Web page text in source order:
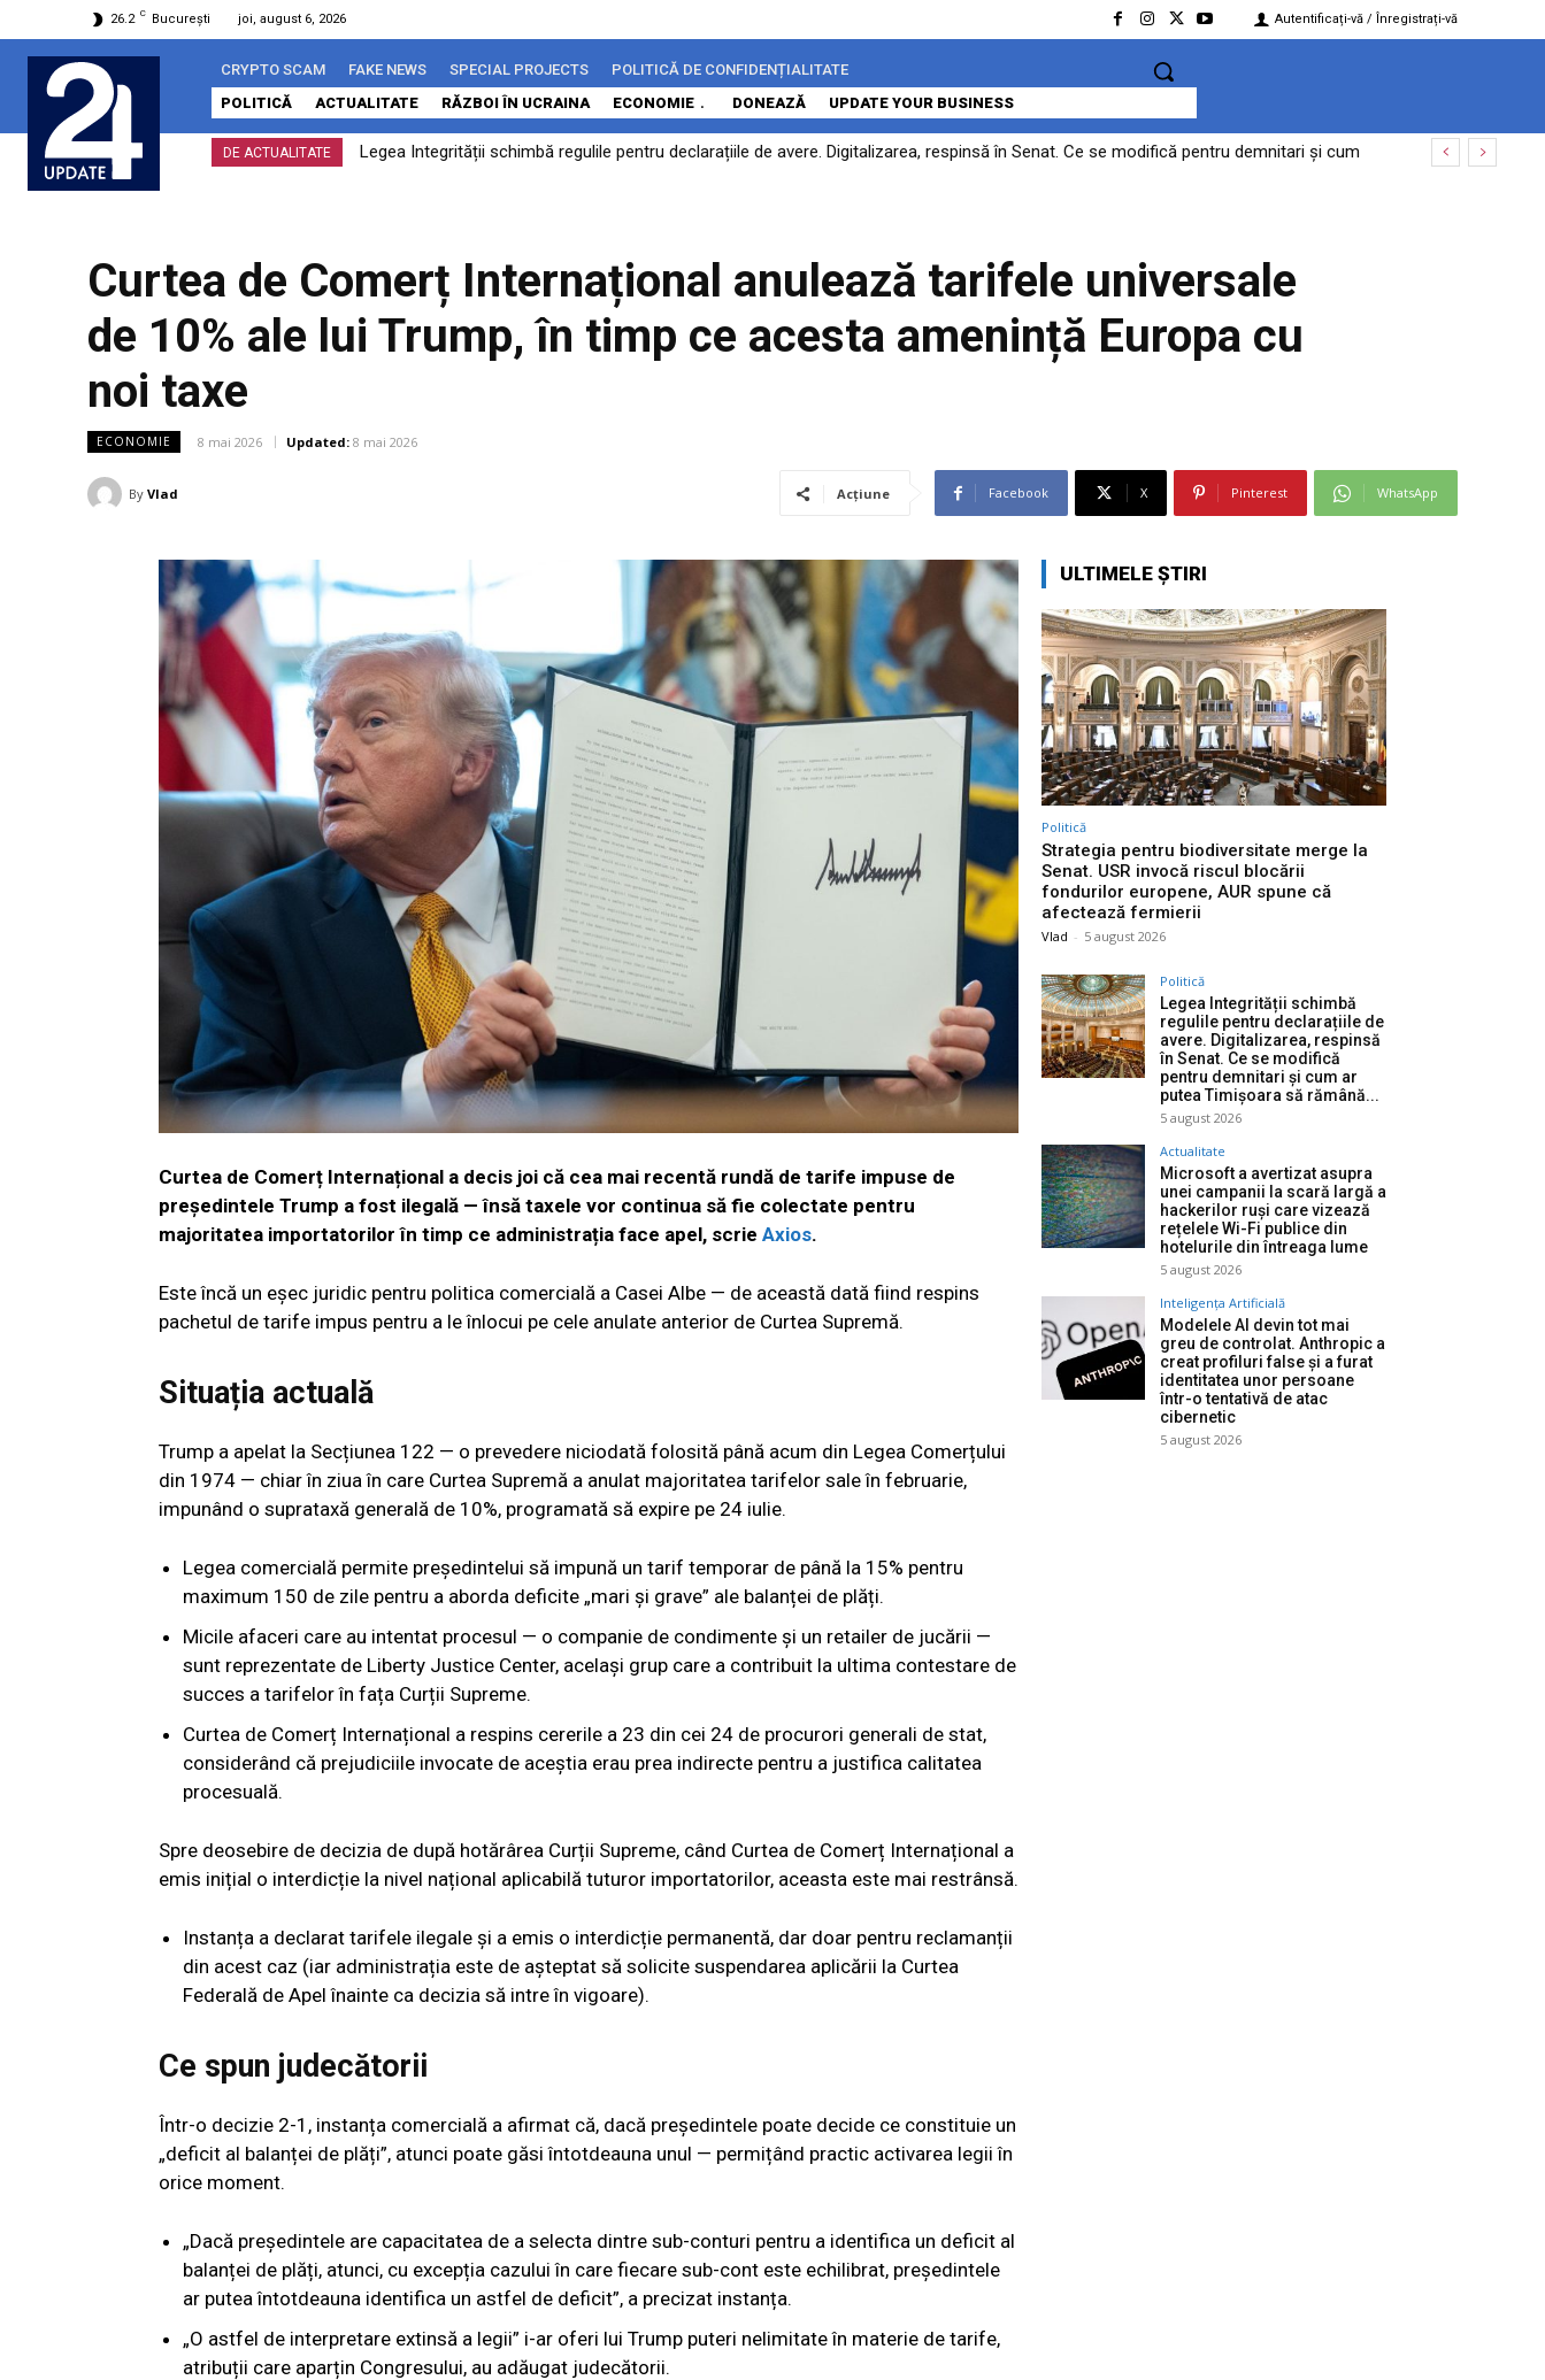
26.2 C București joi, august 6, 2026 Autentificați-vă / Înregistrați-vă
CRYPTO SCAM FAKE NEWS SPECIAL PROJECTS
POLITICĂ DE CONFIDENȚIALITATE
POLITICĂ
ACTUALITATE RĂZBOI ÎN UCRAINA ECONOMIE DONEAZĂ UPDATE YOUR BUSINESS
DE ACTUALITATE
Legea Integrității schimbă regulile pentru declarațiile de avere. Digitalizarea, respinsă în Senat. Ce se modifică pentru demnitari și cum
Curtea de Comerț Internațional anulează tarifele universale
de 10% ale lui Trump, în timp ce acesta amenință Europa cu
noi taxe
ECONOMIE 8 mai 2026 Updated: 8 mai 2026
By Vlad Acțiune Facebook X Pinterest WhatsApp
Curtea de Comerț Internațional a decis joi că cea mai recentă rundă de tarife impuse de
președintele Trump a fost ilegală — însă taxele vor continua să fie colectate pentru
majoritatea importatorilor în timp ce administrația face apel, scrie Axios.
Este încă un eșec juridic pentru politica comercială a Casei Albe — de această dată fiind respins
pachetul de tarife impus pentru a le înlocui pe cele anulate anterior de Curtea Supremă.
Situația actuală
Trump a apelat la Secțiunea 122 — o prevedere niciodată folosită până acum din Legea Comerțului
din 1974 — chiar în ziua în care Curtea Supremă a anulat majoritatea tarifelor sale în februarie,
impunând o suprataxă generală de 10%, programată să expire pe 24 iulie.
Legea comercială permite președintelui să impună un tarif temporar de până la 15% pentru
maximum 150 de zile pentru a aborda deficite „mari și grave” ale balanței de plăți.
Micile afaceri care au intentat procesul — o companie de condimente și un retailer de jucării —
sunt reprezentate de Liberty Justice Center, același grup care a contribuit la ultima contestare de
succes a tarifelor în fața Curții Supreme.
Curtea de Comerț Internațional a respins cererile a 23 din cei 24 de procurori generali de stat,
considerând că prejudiciile invocate de aceștia erau prea indirecte pentru a justifica calitatea
procesuală.
Spre deosebire de decizia de după hotărârea Curții Supreme, când Curtea de Comerț Internațional a
emis inițial o interdicție la nivel național aplicabilă tuturor importatorilor, aceasta este mai restrânsă.
Instanța a declarat tarifele ilegale și a emis o interdicție permanentă, dar doar pentru reclamanții
din acest caz (iar administrația este de așteptat să solicite suspendarea aplicării la Curtea
Federală de Apel înainte ca decizia să intre în vigoare).
Ce spun judecătorii
Într-o decizie 2-1, instanța comercială a afirmat că, dacă președintele poate decide ce constituie un
„deficit al balanței de plăți”, atunci poate găsi întotdeauna unul — permițând practic activarea legii în
orice moment.
„Dacă președintele are capacitatea de a selecta dintre sub-conturi pentru a identifica un deficit al
balanței de plăți, atunci, cu excepția cazului în care fiecare sub-cont este echilibrat, președintele
ar putea întotdeauna identifica un astfel de deficit”, a precizat instanța.
„O astfel de interpretare extinsă a legii” i-ar oferi lui Trump puteri nelimitate în materie de tarife,
atribuții care aparțin Congresului, au adăugat judecătorii.
ULTIMELE ȘTIRI
Politică
Strategia pentru biodiversitate merge la
Senat. USR invocă riscul blocării
fondurilor europene, AUR spune că
afectează fermierii
Vlad - 5 august 2026
Politică
Legea Integrității schimbă
regulile pentru declarațiile de
avere. Digitalizarea, respinsă
în Senat. Ce se modifică
pentru demnitari și cum ar
putea Timișoara să rămână...
5 august 2026
Actualitate
Microsoft a avertizat asupra
unei campanii la scară largă a
hackerilor ruși care vizează
rețelele Wi-Fi publice din
hotelurile din întreaga lume
5 august 2026
Inteligența Artificială
Modelele AI devin tot mai
greu de controlat. Anthropic a
creat profiluri false și a furat
identitatea unor persoane
într-o tentativă de atac
cibernetic
5 august 2026